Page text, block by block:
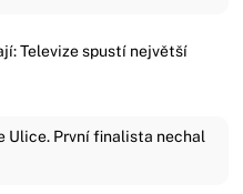
Televize spustí největší
Ulice. První finalista nechal